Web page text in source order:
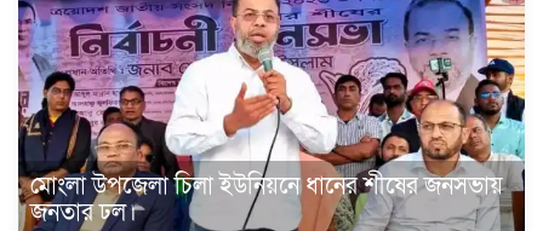
মোংলা উপজেলা চিলা ইউনিয়নে ধানের শীষের জনসভায়
জনতার ঢল।